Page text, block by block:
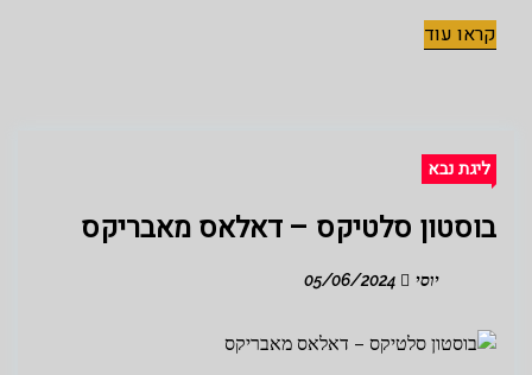
קראו עוד
ליגת נבא
בוסטון סלטיקס – דאלאס מאבריקס
יוסי